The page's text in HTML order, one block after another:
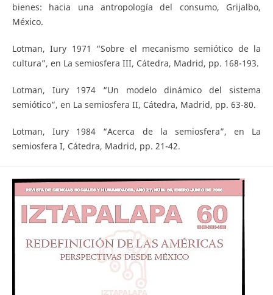
bienes: hacia una antropología del consumo, Grijalbo,
México.
Lotman, Iury 1971 “Sobre el mecanismo semiótico de la
cultura”, en La semiosfera III, Cátedra, Madrid, pp. 168-193.
Lotman, Iury 1974 “Un modelo dinámico del sistema
semiótico”, en La semiosfera II, Cátedra, Madrid, pp. 63-80.
Lotman, Iury 1984 “Acerca de la semiosfera”, en La
semiosfera I, Cátedra, Madrid, pp. 21-42.